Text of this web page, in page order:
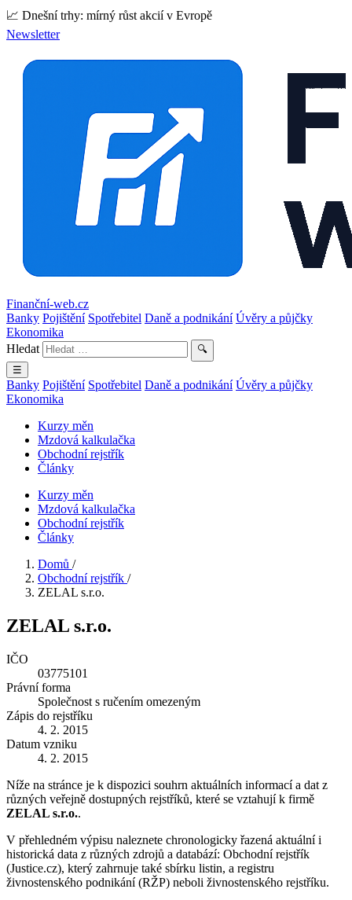
📈 Dnešní trhy: mírný růst akcií v Evropě
Newsletter
Finanční-web.cz
Banky Pojištění Spotřebitel Daně a podnikání Úvěry a půjčky
Ekonomika
Hledat
🔍
☰
Banky Pojištění Spotřebitel Daně a podnikání Úvěry a půjčky
Ekonomika
Kurzy měn
Mzdová kalkulačka
Obchodní rejstřík
Články
Kurzy měn
Mzdová kalkulačka
Obchodní rejstřík
Články
Domů /
Obchodní rejstřík /
ZELAL s.r.o.
ZELAL s.r.o.
IČO
03775101
Právní forma
Společnost s ručením omezeným
Zápis do rejstříku
4. 2. 2015
Datum vzniku
4. 2. 2015
Níže na stránce je k dispozici souhrn aktuálních informací a dat z
různých veřejně dostupných rejstříků, které se vztahují k firmě
ZELAL s.r.o..
V přehledném výpisu naleznete chronologicky řazená aktuální i
historická data z různých zdrojů a databází: Obchodní rejstřík
(Justice.cz), který zahrnuje také sbírku listin, a registru
živnostenského podnikání (RŽP) neboli živnostenského rejstříku.